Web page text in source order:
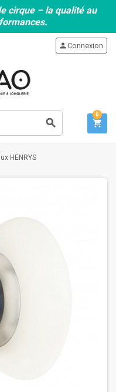
cirque – la qualité au
search
personConnexion
shopping_cart
0
HENRYS